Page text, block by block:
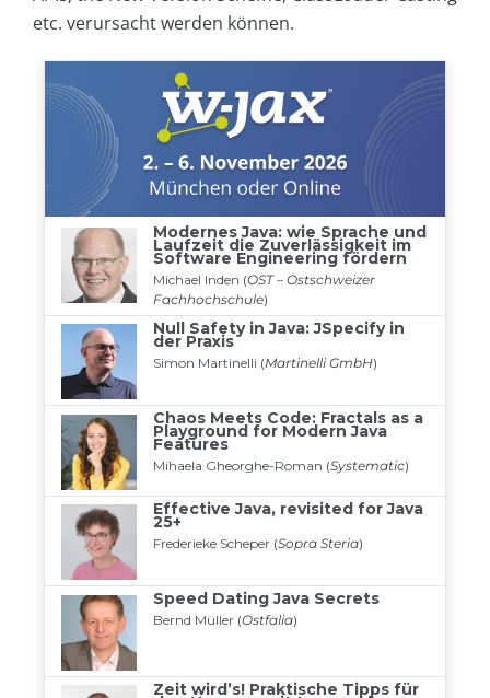
etc. verursacht werden können.